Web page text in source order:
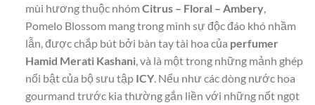
mùi hương thuộc nhóm Citrus – Floral – Ambery,
Pomelo Blossom mang trong mình sự độc đáo khó nhầm
lẫn, được chắp bút bởi bàn tay tài hoa của perfumer
Hamid Merati Kashani, và là một trong những mảnh ghép
nổi bật của bộ sưu tập ICY. Nếu như các dòng nước hoa
gourmand trước kia thường gắn liền với những nốt ngọt